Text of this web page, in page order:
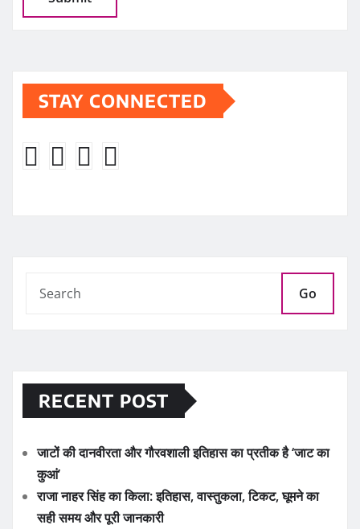
STAY CONNECTED
Go
RECENT POST
जाटों की दानवीरता और गौरवशाली इतिहास का प्रतीक है ‘जाट का
कुआं’
राजा नाहर सिंह का किला: इतिहास, वास्तुकला, टिकट, घूमने का
सही समय और पूरी जानकारी